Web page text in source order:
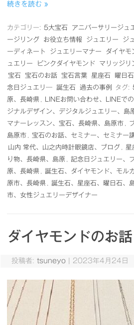
続きを読む »
カテゴリー: 5大宝石 アニバーサリージュ
ージリング
お役立ち情報 ジュエリー ジ
ーディネート
ジュエリーマナー ダイヤモ
ュエリー
ピンクダイヤモンド マリッジリ
宝石
宝石のお話 宝石言葉 星座石 曜日石
念日ジュエリ―
誕生石 過去の事例 タグ:
原、長崎県
LINEお問い合わせ、LINEで
ジナルデザイン、デジタルジュエリー、島
マナーレッスン、宝石、長崎県、島原市
島原市
宝石のお話、セミナー、セミナー
山内 常代、山之内時計眼鏡店、ブログ
星
り物、長崎県、島原
記念日ジュエリー、
原、長崎県
誕生石、ダイヤモンド、モル
原市、長崎県
誕生石、星座石、曜日石、
市、女性ジュエリーデザイナー
ダイヤモンドのお話
投稿者: tsuneyo 2023年4月24日